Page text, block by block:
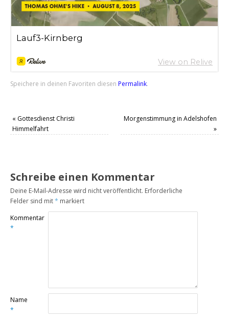
Speichere in deinen Favoriten diesenPermalink.
« Gottesdienst Christi
Himmelfahrt
Morgenstimmung in Adelshofen
»
Schreibe einen Kommentar
Deine E-Mail-Adresse wird nicht veröffentlicht. Erforderliche
Felder sind mit* markiert
Kommentar
*
Name
*